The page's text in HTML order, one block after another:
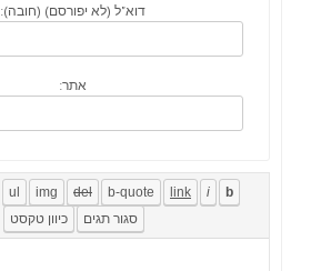
דוא"ל (לא יפורסם) (חובה):
אתר: